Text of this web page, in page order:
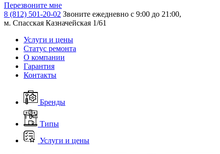
Перезвоните мне
8 (812) 501-20-02 Звоните ежедневно с 9:00 до 21:00,
м. Спасская Казначейская 1/61
Услуги и цены
Статус ремонта
О компании
Гарантия
Контакты
Бренды
Типы
Услуги и цены